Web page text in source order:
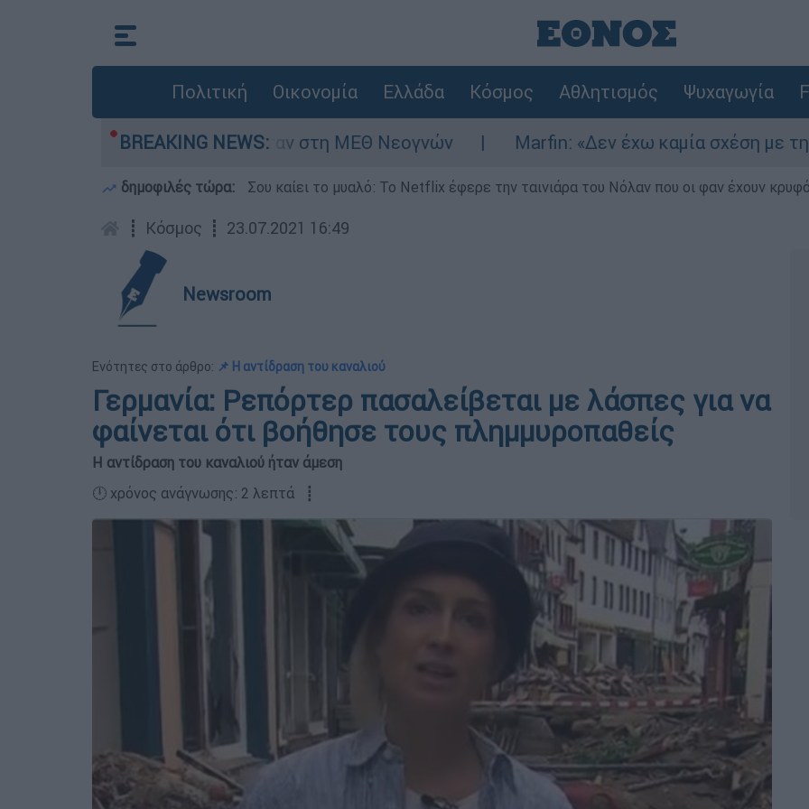
Πολιτική Οικονομία Ελλάδα Κόσμος Αθλητισμός Ψυχαγωγία
BREAKING NEWS:
ημερών - Νοσηλευόταν στη ΜΕΘ Νεογνών Marfin: «Δεν έχω καμία σχέση με την
δημοφιλές τώρα: Σου καίει το μυαλό: Το Netflix έφερε την ταινιάρα του Νόλαν που οι φαν έχουν
┋ Κόσμος ┋ 23.07.2021 16:49
Newsroom
Ενότητες στο άρθρο: 📌 Η αντίδραση του καναλιού
Γερμανία: Ρεπόρτερ πασαλείβεται με λάσπες για να
φαίνεται ότι βοήθησε τους πλημμυροπαθείς
Η αντίδραση του καναλιού ήταν άμεση
🕛 χρόνος ανάγνωσης: 2 λεπτά ┋